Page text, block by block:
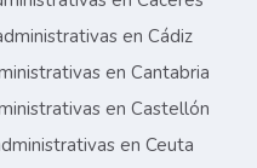
en Cádiz
en Cantabria
en Castellón
en Ceuta